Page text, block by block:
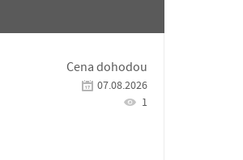
Cena dohodou
07.08.2026
1